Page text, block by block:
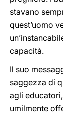
stavano
quest’uomo
capacità.
Il suo
saggezza di
agli
umilmente